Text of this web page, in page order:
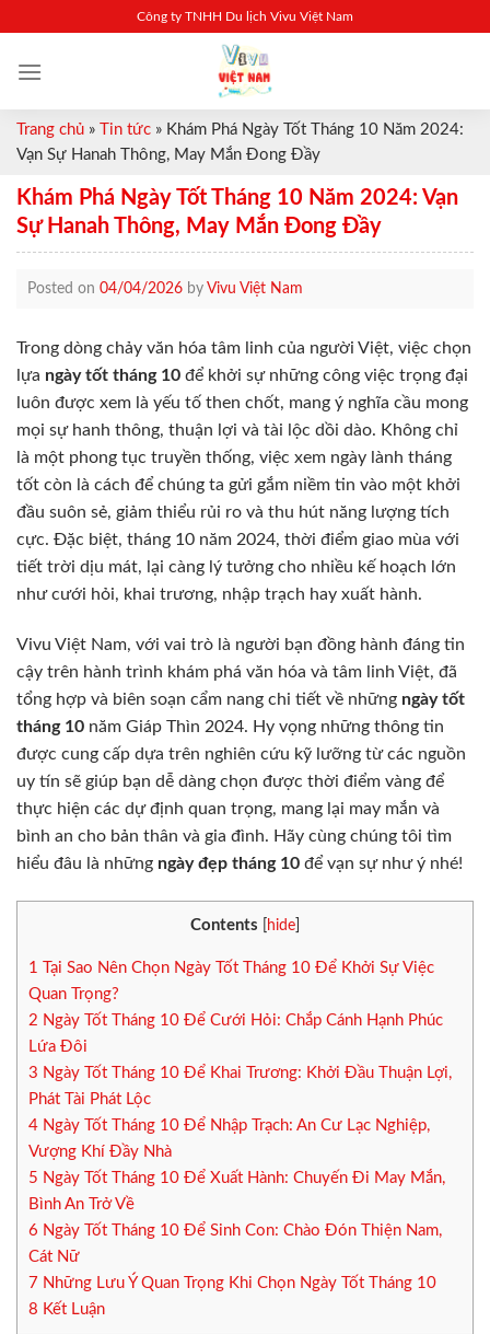
content
Công ty TNHH Du lịch Vivu Việt Nam
Trang chủ » Tin tức » Khám Phá Ngày Tốt Tháng 10 Năm 2024:
Vạn Sự Hanah Thông, May Mắn Đong Đầy
Khám Phá Ngày Tốt Tháng 10 Năm 2024: Vạn
Sự Hanah Thông, May Mắn Đong Đầy
Posted on 04/04/2026 by Vivu Việt Nam
Trong dòng chảy văn hóa tâm linh của người Việt, việc chọn
lựa ngày tốt tháng 10 để khởi sự những công việc trọng đại
luôn được xem là yếu tố then chốt, mang ý nghĩa cầu mong
mọi sự hanh thông, thuận lợi và tài lộc dồi dào. Không chỉ
là một phong tục truyền thống, việc xem ngày lành tháng
tốt còn là cách để chúng ta gửi gắm niềm tin vào một khởi
đầu suôn sẻ, giảm thiểu rủi ro và thu hút năng lượng tích
cực. Đặc biệt, tháng 10 năm 2024, thời điểm giao mùa với
tiết trời dịu mát, lại càng lý tưởng cho nhiều kế hoạch lớn
như cưới hỏi, khai trương, nhập trạch hay xuất hành.
Vivu Việt Nam, với vai trò là người bạn đồng hành đáng tin
cậy trên hành trình khám phá văn hóa và tâm linh Việt, đã
tổng hợp và biên soạn cẩm nang chi tiết về những ngày tốt
tháng 10 năm Giáp Thìn 2024. Hy vọng những thông tin
được cung cấp dựa trên nghiên cứu kỹ lưỡng từ các nguồn
uy tín sẽ giúp bạn dễ dàng chọn được thời điểm vàng để
thực hiện các dự định quan trọng, mang lại may mắn và
bình an cho bản thân và gia đình. Hãy cùng chúng tôi tìm
hiểu đâu là những ngày đẹp tháng 10 để vạn sự như ý nhé!
Contents hide
1
Tại Sao Nên Chọn Ngày Tốt Tháng 10 Để Khởi Sự Việc
Quan Trọng?
2 Ngày Tốt Tháng 10 Để Cưới Hỏi: Chắp Cánh Hạnh Phúc
Lứa Đôi
3 Ngày Tốt Tháng 10 Để Khai Trương: Khởi Đầu Thuận Lợi,
Phát Tài Phát Lộc
4 Ngày Tốt Tháng 10 Để Nhập Trạch: An Cư Lạc Nghiệp,
Vượng Khí Đầy Nhà
5 Ngày Tốt Tháng 10 Để Xuất Hành: Chuyến Đi May Mắn,
Bình An Trở Về
6 Ngày Tốt Tháng 10 Để Sinh Con: Chào Đón Thiện Nam,
Cát Nữ
7 Những Lưu Ý Quan Trọng Khi Chọn Ngày Tốt Tháng 10
8 Kết Luận